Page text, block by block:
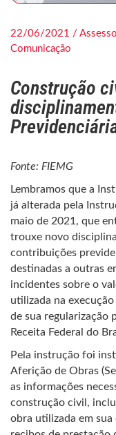
22/06/2021 /
Comunicação
Construção
Fonte: FIEMG
Lembramos que a
já alterada pela
maio de 2021, que
trouxe novo
contribuições
destinadas a outras
incidentes sobre o
utilizada na
de sua regularização
Receita Federal do
Pela instrução foi
Aferição de Obras
as informações
construção civil,
obra utilizada em